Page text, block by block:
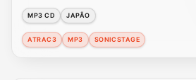
MP3 CD JAPÃO
ATRAC3 MP3 SONICSTAGE